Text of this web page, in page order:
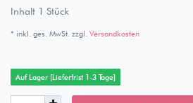
Inhalt 1 Stück
* inkl. ges. MwSt. zzgl. Versandkosten
Auf Lager [Lieferfrist 1-3 Tage]